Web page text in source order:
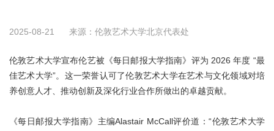
新闻活动
2025-08-21 来源：伦敦艺术大学北京代表处
伦敦艺术大学宣布伦艺被《每日邮报大学指南》评为 2026 年度 “最
佳艺术大学”。这一荣誉认可了伦敦艺术大学在艺术与文化领域对培
养创意人才、推动创新及深化行业合作所做出的卓越贡献。
《每日邮报大学指南》主编Alastair McCall评价道：“伦敦艺术大学